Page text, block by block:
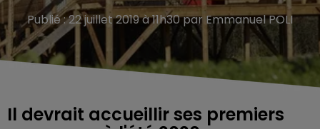
Publié : 22 juillet 2019 à 11h30 par Emmanuel POLI
Il devrait accueillir ses premiers